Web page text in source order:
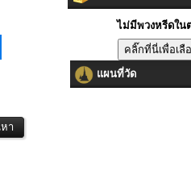
ไม่มีพวงหรีดใน
แผนที่วัด